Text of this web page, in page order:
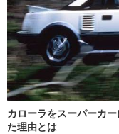
カローラをスーパーカ
た理由とは